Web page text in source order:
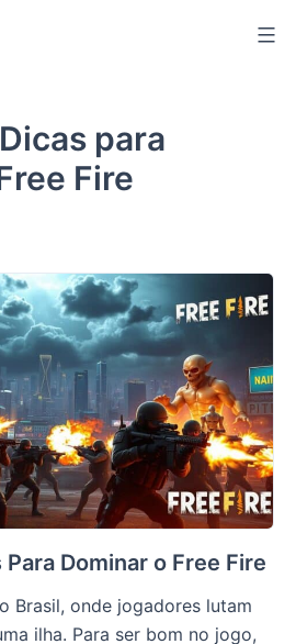
Dicas para
Fire
Dominar o Free Fire
Brasil, onde jogadores lutam
ilha. Para ser bom no jogo,